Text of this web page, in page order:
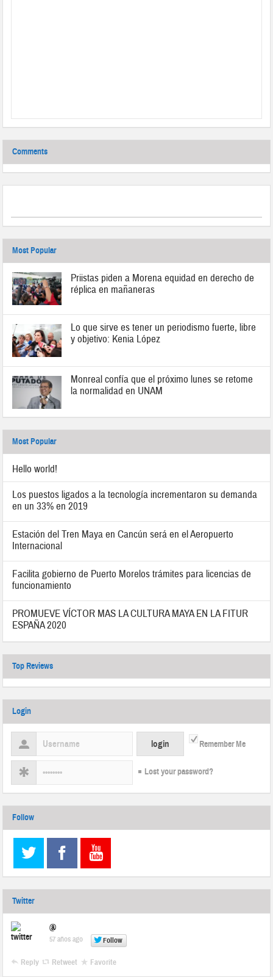
Comments
Most Popular
Priistas piden a Morena equidad en derecho de
réplica en mañaneras
Lo que sirve es tener un periodismo fuerte, libre
y objetivo: Kenia López
Monreal confía que el próximo lunes se retome
la normalidad en UNAM
Most Popular
Hello world!
Los puestos ligados a la tecnología incrementaron su demanda
en un 33% en 2019
Estación del Tren Maya en Cancún será en el Aeropuerto
Internacional
Facilita gobierno de Puerto Morelos trámites para licencias de
funcionamiento
PROMUEVE VÍCTOR MAS LA CULTURA MAYA EN LA FITUR
ESPAÑA 2020
Top Reviews
Login
Remember Me
Lost your password?
Follow
Twitter
@
57 años ago Follow
Reply Retweet Favorite